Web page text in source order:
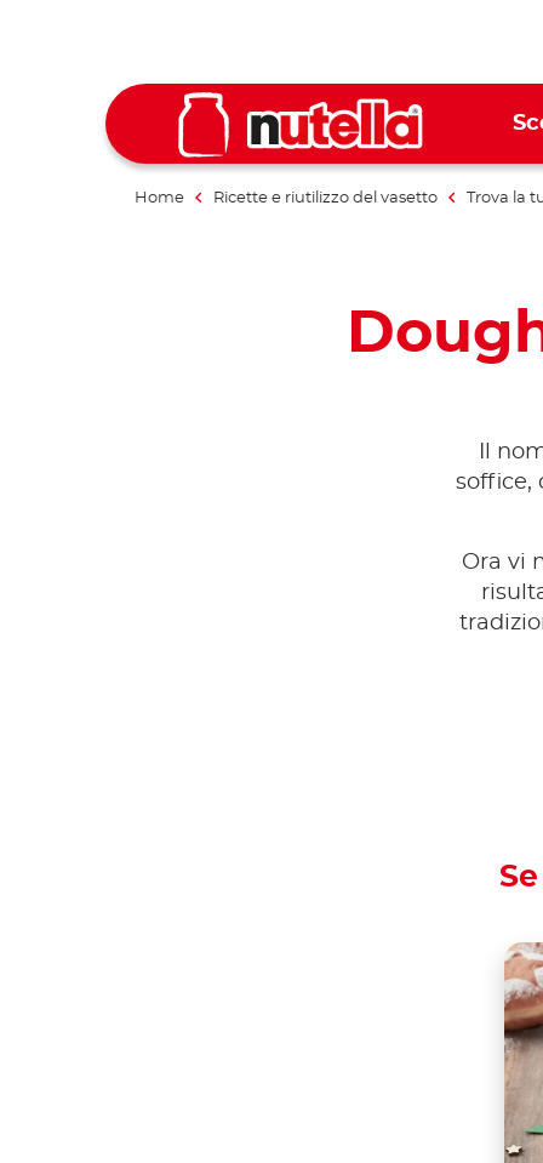
Home Ricette e riutilizzo del vasetto Trova la
Il
soffice,
Ora vi